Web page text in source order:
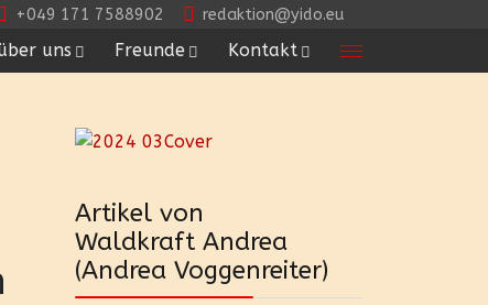
+049 171 7588902 redaktion@yido.eu
uns Freunde Kontakt
Artikel von
Waldkraft Andrea
(Andrea Voggenreiter)